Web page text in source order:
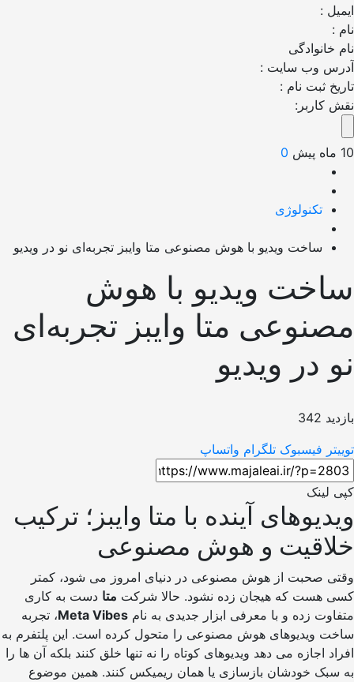
:
وب سایت :
ثبت نام :
0
تکنولوژی
ساخت ویدیو با هوش مصنوعی متا وایبز تجربه‌ای نو در ویدیو
ویدیو با هوش
متا وایبز تجربه‌ای
در ویدیو
فیسبوک تلگرام واتساپ
آینده با متا وایبز؛ ترکیب
و هوش مصنوعی
صحبت از هوش مصنوعی در دنیای امروز می شود، کمتر
که هیجان زده نشود. حالا شرکت متادست به کاری
زده و با معرفی ابزار جدیدی به نام Meta Vibes، تجربه
ویدیوهای هوش مصنوعی را متحول کرده است. این پلتفرم به
اجازه می دهد ویدیوهای کوتاه را نه تنها خلق کنند بلکه آن ها را
خودشان بازسازی یا همان ریمیکس کنند. همین موضوع